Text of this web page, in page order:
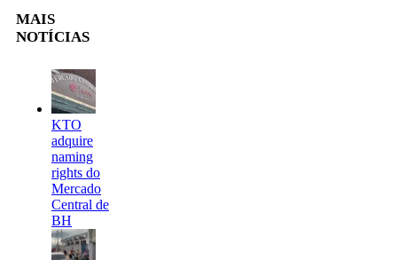
MAIS
NOTÍCIAS
KTO
adquire
naming
rights do
Mercado
Central de
BH